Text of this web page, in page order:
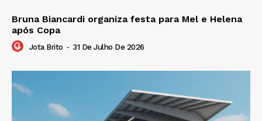
Bruna Biancardi organiza festa para Mel e Helena
após Copa
Jota Brito - 31 De Julho De 2026